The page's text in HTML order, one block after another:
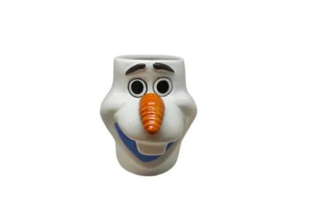
Kεραμική Κούπα Disney Olaf Frozen
450ml-Ceramic 3D Mug